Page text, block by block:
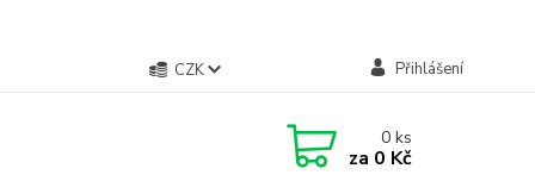
CZK Přihlášení
0ks
za 0 Kč